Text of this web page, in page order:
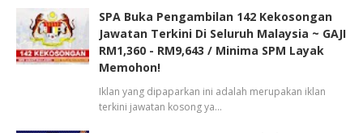
SPA Buka Pengambilan 142 Kekosongan
Jawatan Terkini Di Seluruh Malaysia ~ GAJI
RM1,360 - RM9,643 / Minima SPM Layak
Memohon!
Iklan yang dipaparkan ini adalah merupakan iklan
terkini jawatan kosong ya…